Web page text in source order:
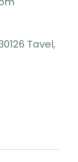
Tavel,